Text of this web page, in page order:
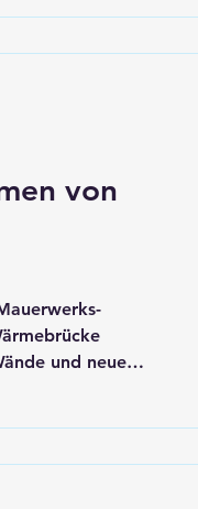
von
Kästen aus
gute